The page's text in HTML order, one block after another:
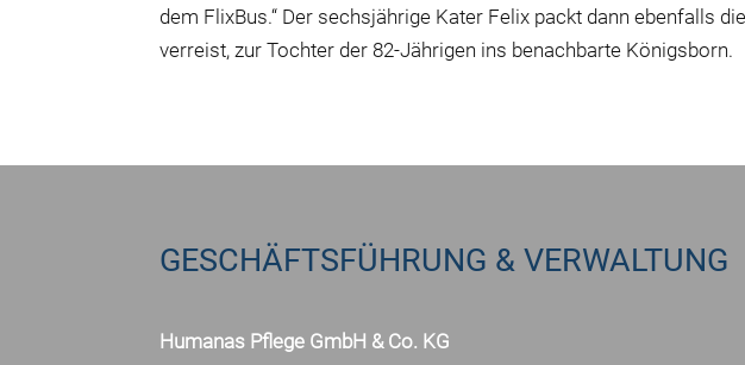
dem FlixBus.“ Der sechsjährige Kater Felix packt dann ebenfalls
verreist, zur Tochter der 82-Jährigen ins benachbarte Königsborn.
GESCHÄFTSFÜHRUNG & VERWALTUNG
Humanas Pflege GmbH & Co. KG